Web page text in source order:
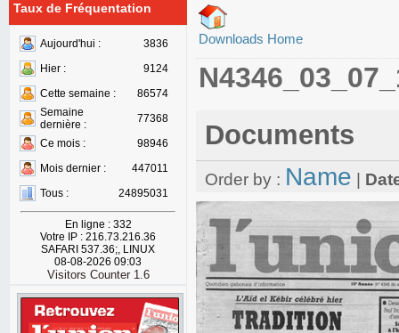
Taux de Fréquentation
Aujourd'hui :
3836
Hier :
9124
Cette semaine :
86574
Semaine
dernière :
77368
Ce mois :
98946
Mois dernier :
447011
Tous :
24895031
En ligne : 332
Votre IP : 216.73.216.36
SAFARI 537.36;, LINUX
08-08-2026 09:03
Visitors Counter 1.6
Downloads Home
Documents
Order by : Name